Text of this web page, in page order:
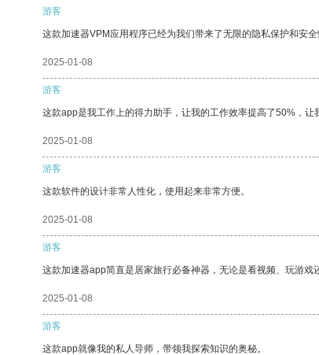
游客
这款加速器VPM应用程序已经为我们带来了无限的隐私保护和安全
2025-01-08
游客
这款app是我工作上的得力助手，让我的工作效率提高了50%，让
2025-01-08
游客
这款软件的设计非常人性化，使用起来非常方便。
2025-01-08
游客
这款加速器app简直是居家旅行必备神器，无论是看视频、玩游
2025-01-08
游客
这款app就像我的私人导师，带领我探索知识的奥秘。